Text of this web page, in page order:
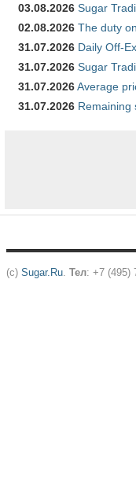
03.08.2026 Sugar
02.08.2026 The duty
31.07.2026 Daily Off-
31.07.2026 Sugar
31.07.2026Average
31.07.2026 Remaining
(c) Sugar.Ru. Тел: +7 (495)